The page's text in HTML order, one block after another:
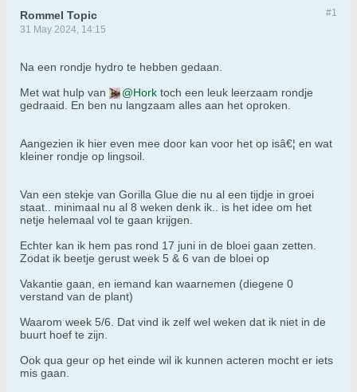
#1
Rommel Topic
31 May 2024, 14:15
Na een rondje hydro te hebben gedaan.
Met wat hulp van
Hork toch een leuk leerzaam rondje
gedraaid. En ben nu langzaam alles aan het oproken.
Aangezien ik hier even mee door kan voor het op isâ€¦ en wat
kleiner rondje op lingsoil.
Van een stekje van Gorilla Glue die nu al een tijdje in groei
staat.. minimaal nu al 8 weken denk ik.. is het idee om het
netje helemaal vol te gaan krijgen.
Echter kan ik hem pas rond 17 juni in de bloei gaan zetten.
Zodat ik beetje gerust week 5 & 6 van de bloei op
Vakantie gaan, en iemand kan waarnemen (diegene 0
verstand van de plant)
Waarom week 5/6. Dat vind ik zelf wel weken dat ik niet in de
buurt hoef te zijn.
Ook qua geur op het einde wil ik kunnen acteren mocht er iets
mis gaan.